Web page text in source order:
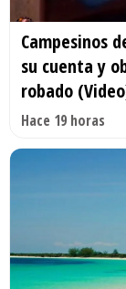
Campesinos
su cuenta y
robado
Hace 19 horas